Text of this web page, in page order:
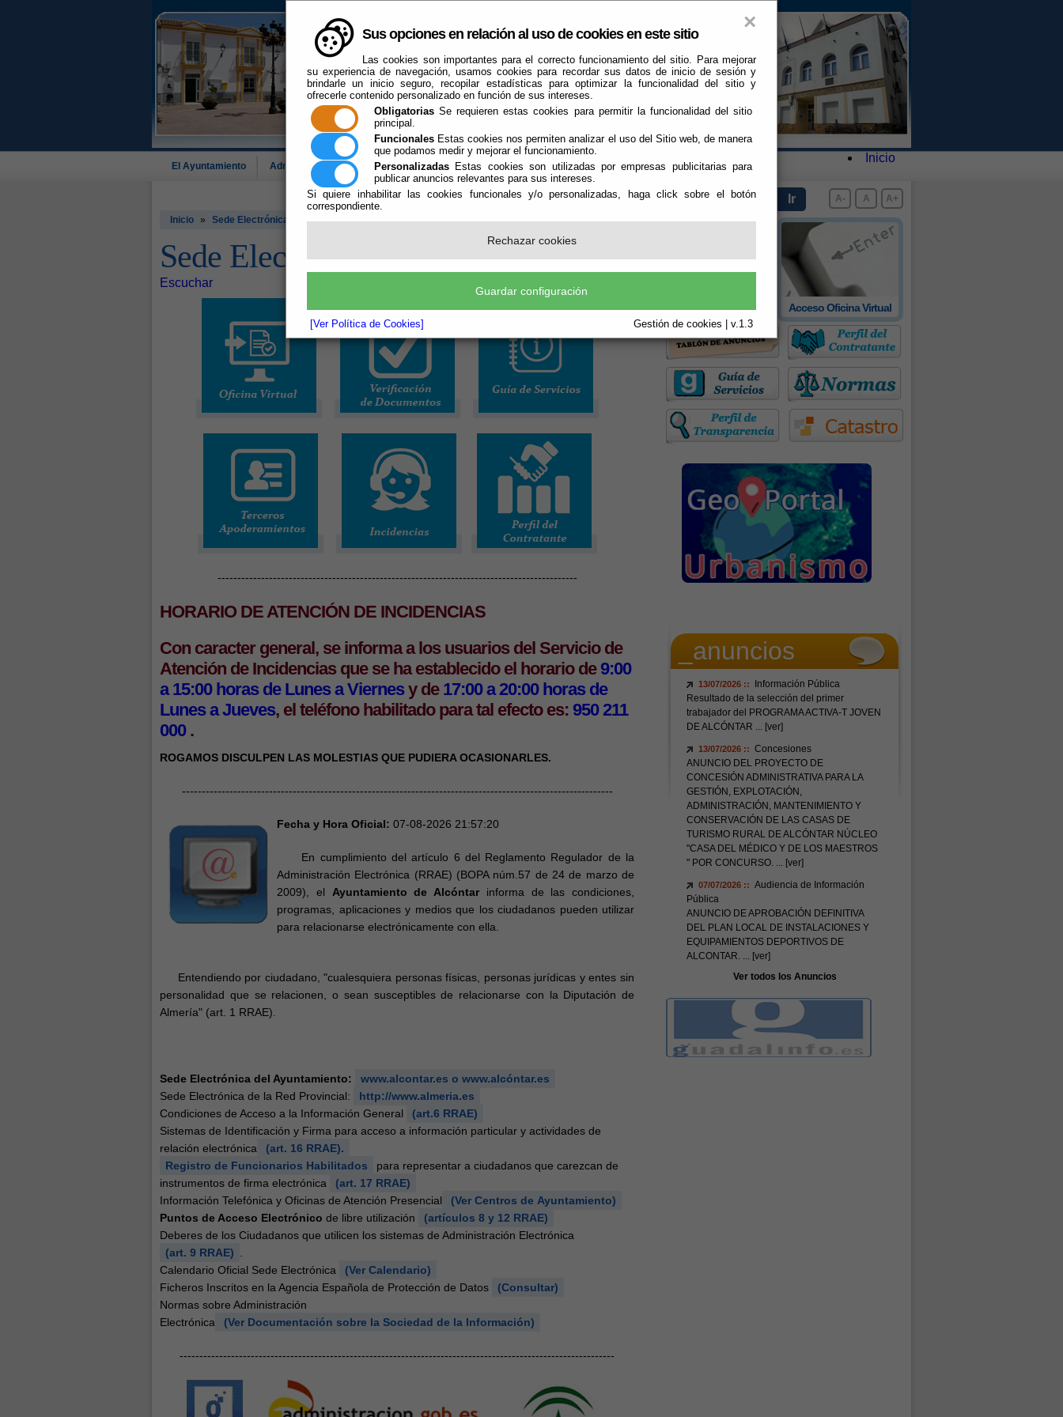
×
Sus opciones en relación al uso de cookies en este sitio
Las cookies son importantes para el correcto funcionamiento del sitio. Para mejorar
su experiencia de navegación, usamos cookies para recordar sus datos de inicio de sesión y
brindarle un inicio seguro, recopilar estadísticas para optimizar la funcionalidad del sitio y
ofrecerle contenido personalizado en función de sus intereses.
Obligatorias Se requieren estas cookies para permitir la funcionalidad del sitio
principal.
Funcionales Estas cookies nos permiten analizar el uso del Sitio web, de manera
que podamos medir y mejorar el funcionamiento.
Personalizadas Estas cookies son utilizadas por empresas publicitarias para
publicar anuncios relevantes para sus intereses.
Si quiere inhabilitar las cookies funcionales y/o personalizadas, haga click sobre el botón
correspondiente.
Rechazar cookies
Guardar configuración
[Ver Política de Cookies] Gestión de cookies | v.1.3
El Ayuntamiento Administración-e Que Hacer Cuando Alcóntar - Hijate Guías Deportes
Inicio
A+
A
A-
la Provincia
Acceso Oficina Virtual
_anuncios
13/07/2026 ::
Información Pública
Resultado de la selección del primer
trabajador del PROGRAMA ACTIVA-T JOVEN
DE ALCÓNTAR
... [ver]
13/07/2026 :: Concesiones
ANUNCIO DEL PROYECTO DE
CONCESIÓN ADMINISTRATIVA PARA LA
GESTIÓN, EXPLOTACIÓN,
ADMINISTRACIÓN, MANTENIMIENTO Y
CONSERVACIÓN DE LAS CASAS DE
TURISMO RURAL DE ALCÓNTAR NÚCLEO
"CASA DEL MÉDICO Y DE LOS MAESTROS
" POR CONCURSO.
... [ver]
07/07/2026 :: Audiencia de Información
Pública
ANUNCIO DE APROBACIÓN DEFINITIVA
DEL PLAN LOCAL DE INSTALACIONES Y
EQUIPAMIENTOS DEPORTIVOS DE
ALCONTAR.
... [ver]
Ver todos los Anuncios
Inicio » Sede Electrónica. Oficina Virtual
Sede Electrónica. Oficina Virtual
Escuchar
-------------------------------------------------------------------------------------------
HORARIO DE ATENCIÓN DE INCIDENCIAS
Con caracter general, se informa a los usuarios del Servicio de
Atención de Incidencias que se ha establecido el horario de 9:00
a 15:00 horas de Lunes a Viernesy de 17:00 a 20:00 horas de
Lunes a Jueves, el teléfono habilitado para tal efecto es: 950 211
000.
ROGAMOS DISCULPEN LAS MOLESTIAS QUE PUDIERA OCASIONARLES.
-------------------------------------------------------------------------------------------------------------
Fecha y Hora Oficial: 07-08-2026 21:57:21
En cumplimiento del artículo 6 del Reglamento Regulador de la
Administración Electrónica (RRAE) (BOPA núm.57 de 24 de marzo de
2009), el Ayuntamiento de Alcóntar informa de las condiciones,
programas, aplicaciones y medios que los ciudadanos pueden utilizar
para relacionarse electrónicamente con ella.
Entendiendo por ciudadano, "cualesquiera personas físicas, personas jurídicas y entes sin
personalidad que se relacionen, o sean susceptibles de relacionarse con la Diputación de
Almería" (art. 1 RRAE).
Sede Electrónica del Ayuntamiento:
www.alcontar.es o www.alcóntar.es
Sede Electrónica de la Red Provincial:
http://www.almeria.es
Condiciones de Acceso a la Información General
(art.6 RRAE)
Sistemas de Identificación y Firma para acceso a información particular y actividades de
relación electrónica
(art. 16 RRAE).
Registro de Funcionarios Habilitados
para representar a ciudadanos que carezcan de
instrumentos de firma electrónica
(art. 17 RRAE)
Información Telefónica y Oficinas de Atención Presencial
(Ver Centros de Ayuntamiento)
Puntos de Acceso Electrónico de libre utilización
(artículos 8 y 12 RRAE)
Deberes de los Ciudadanos que utilicen los sistemas de Administración Electrónica
(art. 9 RRAE)
Calendario Oficial Sede Electrónica
(Ver Calendario)
Ficheros Inscritos en la Agencia Española de Protección de Datos
(Consultar)
Normas sobre Administración
Electrónica
(Ver Documentación sobre la Sociedad de la Información)
--------------------------------------------------------------------------------------------------------------